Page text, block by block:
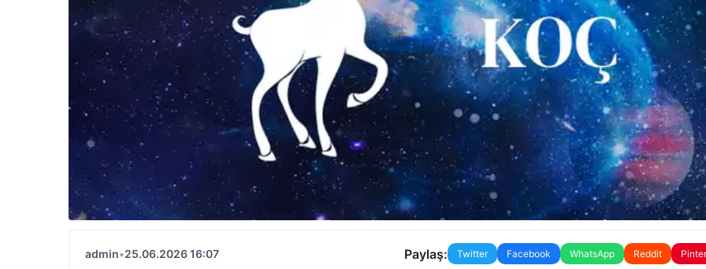
admin•25.06.2026 16:07 Paylaş: Twitter Facebook WhatsApp Reddit